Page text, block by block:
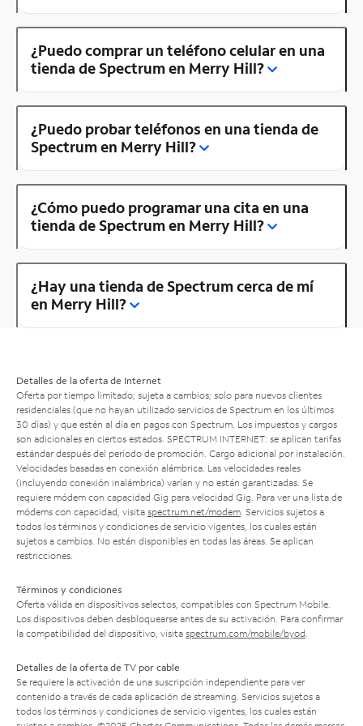
¿Puedo comprar un teléfono celular en una
tienda de Spectrum en Merry Hill?
¿Puedo probar teléfonos en una tienda de
Spectrum en Merry Hill?
¿Cómo puedo programar una cita en una
tienda de Spectrum en Merry Hill?
¿Hay una tienda de Spectrum cerca de mí
en Merry Hill?
Detalles de la oferta de Internet
Oferta por tiempo limitado; sujeta a cambios; solo para nuevos clientes
residenciales (que no hayan utilizado servicios de Spectrum en los últimos
30 días) y que estén al día en pagos con Spectrum. Los impuestos y cargos
son adicionales en ciertos estados. SPECTRUM INTERNET: se aplican tarifas
estándar después del período de promoción. Cargo adicional por instalación.
Velocidades basadas en conexión alámbrica. Las velocidades reales
(incluyendo conexión inalámbrica) varían y no están garantizadas. Se
requiere módem con capacidad Gig para velocidad Gig. Para ver una lista de
módems con capacidad, visita spectrum.net/modem . Servicios sujetos a
todos los términos y condiciones de servicio vigentes, los cuales están
sujetos a cambios. No están disponibles en todas las áreas. Se aplican
restricciones.
Términos y condiciones
Oferta válida en dispositivos selectos, compatibles con Spectrum Mobile.
Los dispositivos deben desbloquearse antes de su activación. Para confirmar
la compatibilidad del dispositivo, visita spectrum.com/mobile/byod
Detalles de la oferta de TV por cable
Se requiere la activación de una suscripción independiente para ver
contenido a través de cada aplicación de streaming. Servicios sujetos a
todos los términos y condiciones de servicio vigentes, los cuales están